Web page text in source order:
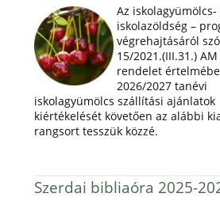
Az iskolagyümölcs-
iskolazöldség –
végrehajtásáról
15/2021.(III.31.) AM
rendelet
2026/2027 tanévi
iskolagyümölcs szállítási ajánlatok
kiértékelését követően az alábbi
rangsort tesszük közzé.
Szerdai bibliaóra 2025-